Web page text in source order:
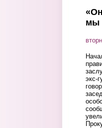
мы
экс-